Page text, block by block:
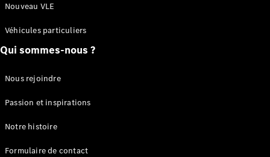
Nouveau VLE
Véhicules particuliers
Qui sommes-nous ?
Nous rejoindre
Passion et inspirations
Notre histoire
Formulaire de contact